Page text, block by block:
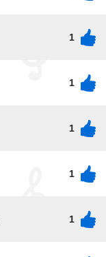
1
1
1
1
1